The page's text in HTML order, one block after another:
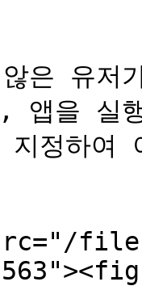
은 유저
, 앱을 실
정하여
files/